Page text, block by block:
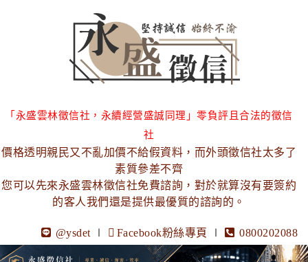
「永盛雲林徵信社，永續經營盛誠同理」零負評且合法的徵信
社
價格透明親民又不亂加價不給假資料，而外頭徵信社太多了
素質參差不齊
您可以先來永盛雲林徵信社免費諮詢，對於就算沒有要簽約
的客人我們還是提供最優質的諮詢的。
@ysdet ∣ Facebook粉絲專頁 ∣ 0800202088